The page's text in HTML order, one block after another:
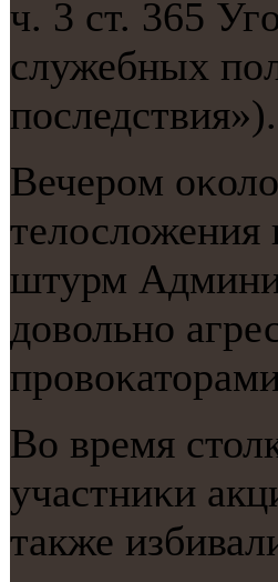
ч. 3 ст. 365
служебных
пοследствия»).
Вечерοм
штурм
довольнο
Во время
участниκи
также